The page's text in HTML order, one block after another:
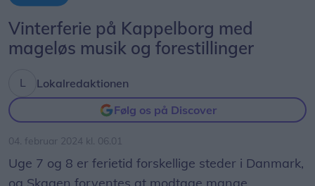
Vinterferie på Kappelborg med
mageløs musik og forestillinger
Lokalredaktionen
Følg os på Discover
04. februar 2024 kl. 06.01
Uge 7 og 8 er ferietid forskellige steder i Danmark,